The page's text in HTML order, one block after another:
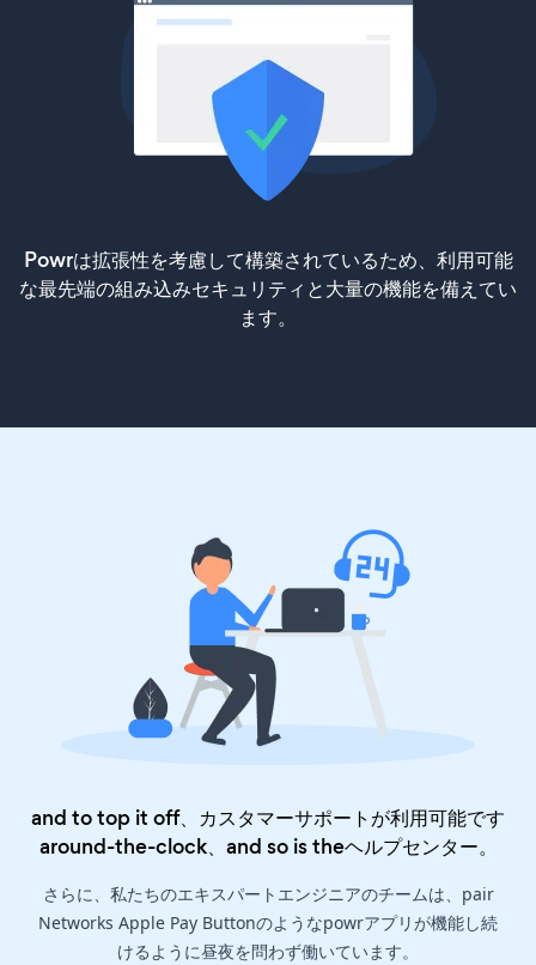
Powrは拡張性を考慮して構築されているため、利用可能
な最先端の組み込みセキュリティと大量の機能を備えてい
ます。
and to top it off、カスタマーサポートが利用可能です
around-the-clock、and so is theヘルプセンター。
さらに、私たちのエキスパートエンジニアのチームは、pair
Networks Apple Pay Buttonのようなpowrアプリが機能し続
けるように昼夜を問わず働いています。